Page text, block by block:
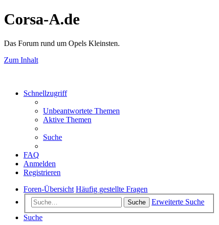
Corsa-A.de
Das Forum rund um Opels Kleinsten.
Zum Inhalt
Schnellzugriff
Unbeantwortete Themen
Aktive Themen
Suche
FAQ
Anmelden
Registrieren
Foren-Übersicht Häufig gestellte Fragen
Suche
Erweiterte Suche
Suche